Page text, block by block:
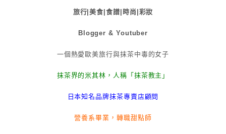
旅行|美食|食譜|時尚|彩妝
Blogger & Youtuber
一個熱愛歐美旅行與抹茶中毒的女子
抹茶界的米其林，人稱「抹茶教主」
日本知名品牌抹茶專賣店顧問
營養系畢業，轉職甜點師